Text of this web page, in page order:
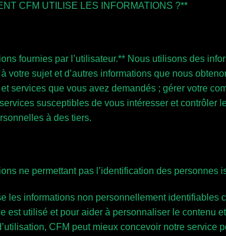
CFM UTILISE LES INFORMATIONS ?**
fournies par l’utilisateur.** Nous utilisons des
votre sujet et d’autres informations que nous
et services que vous avez demandés ; gérer votre
susceptibles de vous intéresser et contrôler
à des tiers.
ne permettant pas l’identification des personnes
les informations non personnellement identifiables
est utilisé et pour aider à personnaliser le contenu
CFM peut mieux concevoir notre service